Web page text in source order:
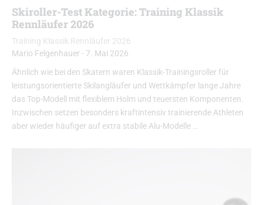
Skiroller-Test Kategorie: Training Klassik
Rennläufer 2026
Training Klassik Rennläufer 2026
Mario Felgenhauer - 7. Mai 2026
Ähnlich wie bei den Skatern waren Klassik-Trainingsroller für
leistungsorientierte Skilangläufer und Wettkämpfer lange Jahre
das Top-Modell mit flexiblem Holm und teuersten Komponenten.
Inzwischen setzen besonders kraftintensiv trainierende Athleten
aber wieder häufiger auf extra stabile Alu-Modelle …